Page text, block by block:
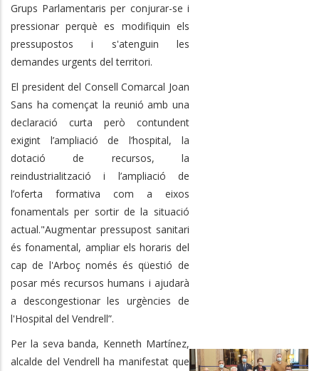
Grups Parlamentaris per conjurar-se i
pressionar perquè es modifiquin els
pressupostos i s'atenguin les
demandes urgents del territori.
El president del Consell Comarcal Joan
Sans ha començat la reunió amb una
declaració curta però contundent
exigint l’ampliació de l’hospital, la
dotació de recursos, la
reindustrialització i l’ampliació de
l’oferta formativa com a eixos
fonamentals per sortir de la situació
actual."Augmentar pressupost sanitari
és fonamental, ampliar els horaris del
cap de l'Arboç només és qüestió de
posar més recursos humans i ajudarà
a descongestionar les urgències de
l'Hospital del Vendrell”.
Per la seva banda, Kenneth Martínez,
alcalde del Vendrell ha manifestat que